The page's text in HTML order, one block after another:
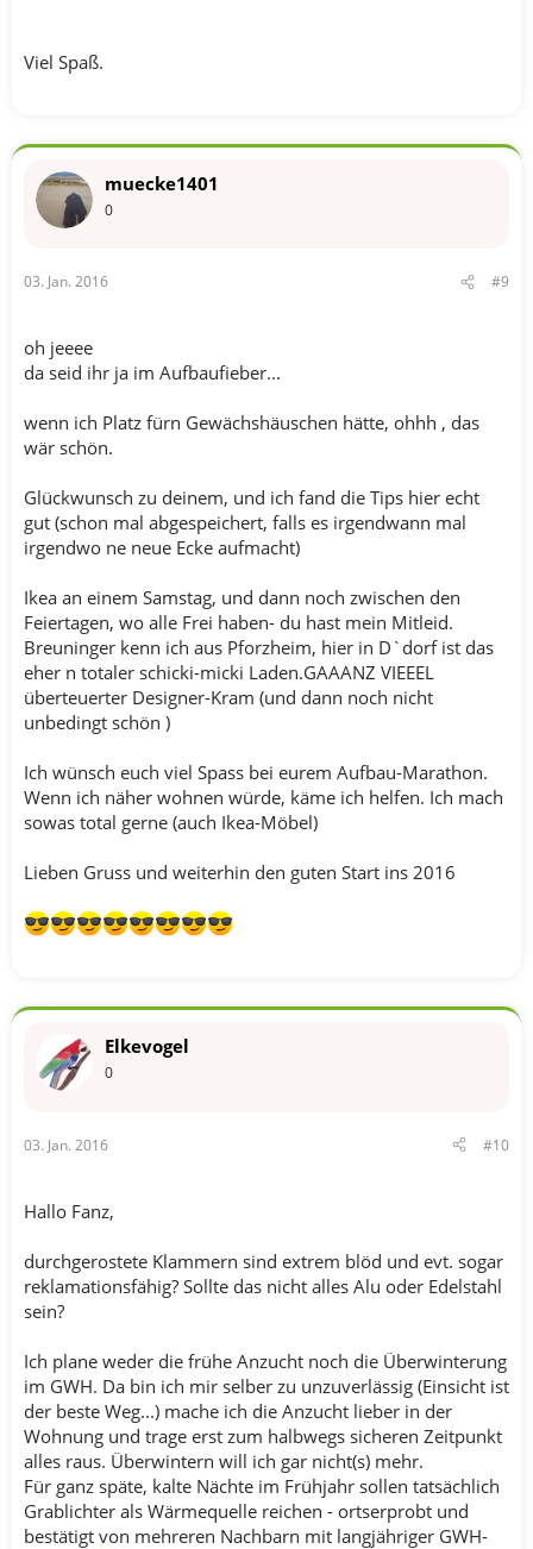
Viel Spaß.
muecke1401
0
03. Jan. 2016 #9
oh jeeee
da seid ihr ja im Aufbaufieber...
wenn ich Platz fürn Gewächshäuschen hätte, ohhh , das
wär schön.
Glückwunsch zu deinem, und ich fand die Tips hier echt
gut (schon mal abgespeichert, falls es irgendwann mal
irgendwo ne neue Ecke aufmacht)
Ikea an einem Samstag, und dann noch zwischen den
Feiertagen, wo alle Frei haben- du hast mein Mitleid.
Breuninger kenn ich aus Pforzheim, hier in D`dorf ist das
eher n totaler schicki-micki Laden.GAAANZ VIEEEL
überteuerter Designer-Kram (und dann noch nicht
unbedingt schön )
Ich wünsch euch viel Spass bei eurem Aufbau-Marathon.
Wenn ich näher wohnen würde, käme ich helfen. Ich mach
sowas total gerne (auch Ikea-Möbel)
Lieben Gruss und weiterhin den guten Start ins 2016
Elkevogel
0
03. Jan. 2016 #10
Hallo Fanz,
durchgerostete Klammern sind extrem blöd und evt. sogar
reklamationsfähig? Sollte das nicht alles Alu oder Edelstahl
sein?
Ich plane weder die frühe Anzucht noch die Überwinterung
im GWH. Da bin ich mir selber zu unzuverlässig (Einsicht ist
der beste Weg...) mache ich die Anzucht lieber in der
Wohnung und trage erst zum halbwegs sicheren Zeitpunkt
alles raus. Überwintern will ich gar nicht(s) mehr.
Für ganz späte, kalte Nächte im Frühjahr sollen tatsächlich
Grablichter als Wärmequelle reichen - ortserprobt und
bestätigt von mehreren Nachbarn mit langjähriger GWH-